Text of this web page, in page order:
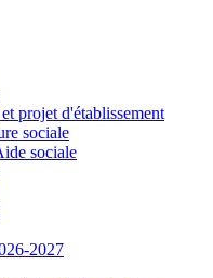
projet d'établissement
sociale
sociale
2027